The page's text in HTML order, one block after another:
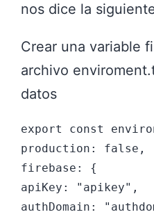
nos dice la
Crear una variable
archivo
datos
export const
production: false,
firebase: {
apiKey: "apikey",
authDomain: